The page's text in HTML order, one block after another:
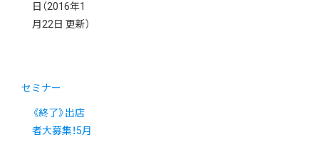
日 （2016年1
月22日 更新）
セミナー
《終了》出店
者大募集！5月